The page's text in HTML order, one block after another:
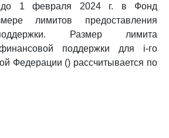
до 1 февраля 2024 г. в Фонд
лимитов предоставления
Размер лимита
поддержки для i-го
Федерации () рассчитывается по